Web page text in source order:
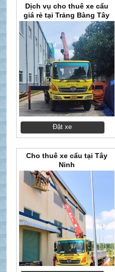
Dịch vụ cho thuê xe cẩu
giá rẻ tại Trảng Bàng Tây
Ninh của công ty Quốc
Thiện
Đặt xe
Cho thuê xe cẩu tại Tây
Ninh